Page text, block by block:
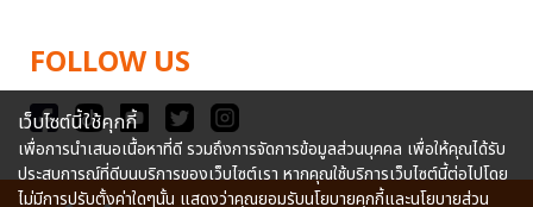
FOLLOW US
เว็บไซต์นี้ใช้คุกกี้
เพื่อการนำเสนอเนื้อหาที่ดี รวมถึงการจัดการข้อมูลส่วนบุคคล เพื่อให้คุณได้รับ
ประสบการณ์ที่ดีบนบริการของเว็บไซต์เรา หากคุณใช้บริการเว็บไซต์นี้ต่อไปโดย
ไม่มีการปรับตั้งค่าใดๆนั้น แสดงว่าคุณยอมรับนโยบายคุกกี้และนโยบายส่วน